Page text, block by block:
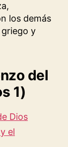
los demás
griego y
del
1)
Dios
el